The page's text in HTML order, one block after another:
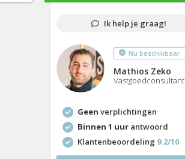
wo 12 aug
do 13 aug
vr 14 aug
ma 17 aug
wo 19 aug
do 20 aug
9:00
9:30
10:00
10:30
11:30
Ik help je graag!
Nu beschikbaar
Mathios Zeko
Vastgoedconsultant
Geen verplichtingen
Binnen 1 uurantwoord
Klantenbeoordeling 9.2/10